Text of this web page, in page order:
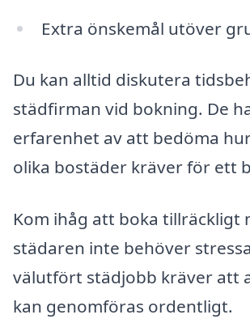
Extra önskemål utöver
Du kan alltid diskutera
städfirman vid bokning. De
erfarenhet av att bedöma
olika bostäder kräver för ett
Kom ihåg att boka tillräckligt
städaren inte behöver
välutfört städjobb kräver att
kan genomföras ordentligt.